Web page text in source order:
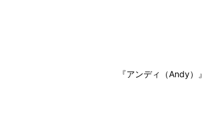
『アンディ（Andy）』